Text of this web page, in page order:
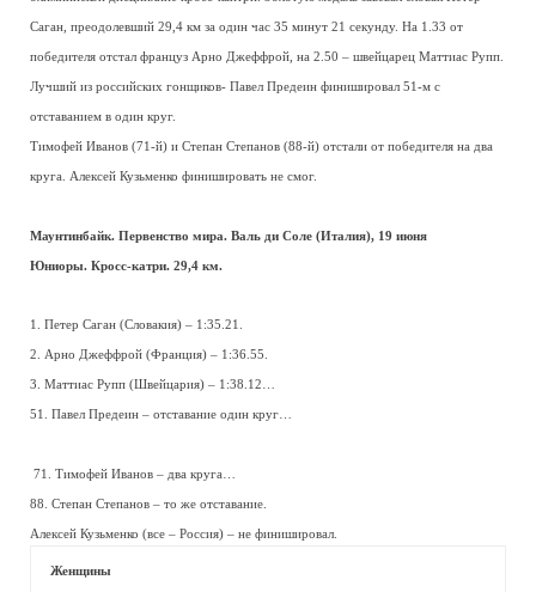
Саган, преодолевший 29,4 км за один час 35 минут 21 секунду. На 1.33 от
победителя отстал француз Арно Джеффрой, на 2.50 – швейцарец Маттиас Рупп.
Лучший из российских гонщиков- Павел Предеин финишировал 51-м с
отставанием в один круг.
Тимофей Иванов (71-й) и Степан Степанов (88-й) отстали от победителя на два
круга. Алексей Кузьменко финишировать не смог.
Маунтинбайк. Первенство мира. Валь ди Соле (Италия), 19 июня
Юниоры. Кросс-катри. 29,4 км.
1. Петер Саган (Словакия) – 1:35.21.
2. Арно Джеффрой (Франция) – 1:36.55.
3. Маттиас Рупп (Швейцария) – 1:38.12…
51. Павел Предеин – отставание один круг…
71. Тимофей Иванов – два круга…
88. Степан Степанов – то же отставание.
Алексей Кузьменко (все – Россия) – не финишировал.
Женщины